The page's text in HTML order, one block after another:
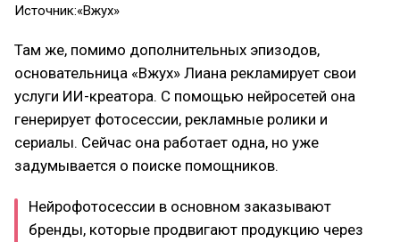
Источник:«Вжух»
Там же, помимо дополнительных эпизодов,
основательница «Вжух» Лиана рекламирует свои
услуги ИИ-креатора. С помощью нейросетей она
генерирует фотосессии, рекламные ролики и
сериалы. Сейчас она работает одна, но уже
задумывается о поиске помощников.
Нейрофотосессии в основном заказывают
бренды, которые продвигают продукцию через